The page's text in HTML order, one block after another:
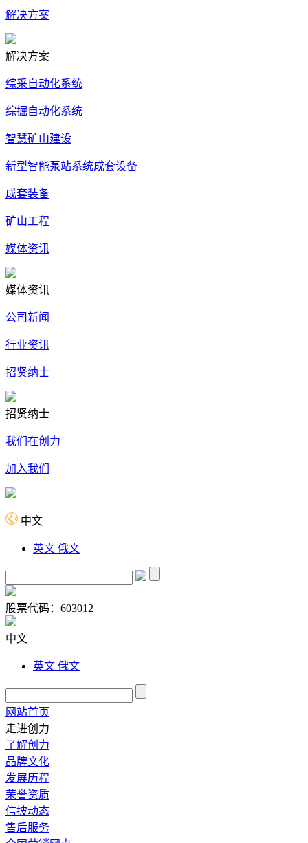
解决方案
解决方案
综采自动化系统
综掘自动化系统
智慧矿山建设
新型智能泵站系统成套设备
成套装备
矿山工程
媒体资讯
媒体资讯
公司新闻
行业资讯
招贤纳士
招贤纳士
我们在创力
加入我们
中文
英文 俄文
股票代码： 603012
中文
英文 俄文
网站首页
走进创力
了解创力
品牌文化
发展历程
荣誉资质
信披动态
售后服务